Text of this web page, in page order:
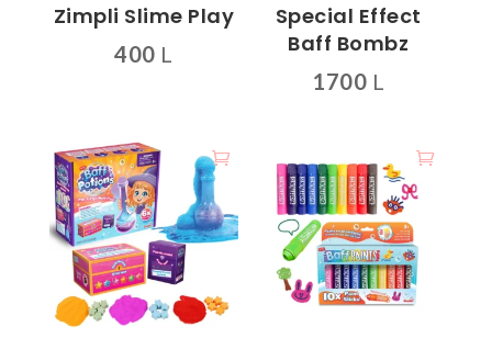
Zimpli Slime Play
400 L
disa
variante.
Mundësitë
mund
zgjidhen
Special Effect
Baff Bombz
1700 L